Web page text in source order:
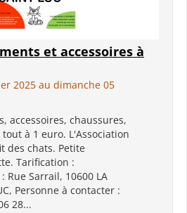
et accessoires à
2025 au dimanche 05
accessoires, chaussures,
à 1 euro. L'Association
des chats. Petite
Tarification :
Rue Sarrail, 10600 LA
Personne à contacter :
28...